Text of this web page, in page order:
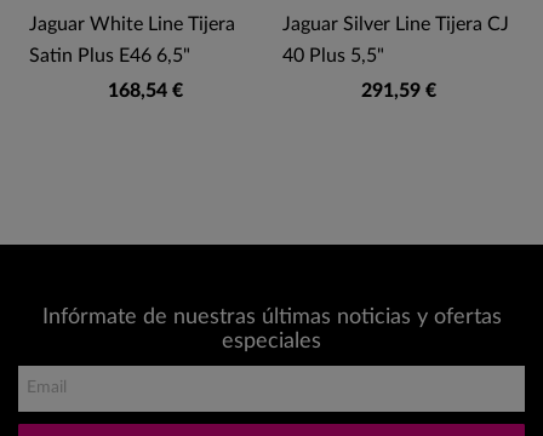
Jaguar White Line Tijera
Satin Plus E46 6,5"
168,54 €
Jaguar Silver Line Tijera CJ
40 Plus 5,5"
291,59 €
Infórmate de nuestras últimas noticias y ofertas
especiales